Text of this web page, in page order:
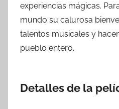
experiencias mágicas.
mundo su calurosa
talentos musicales y
pueblo entero.
Detalles de la